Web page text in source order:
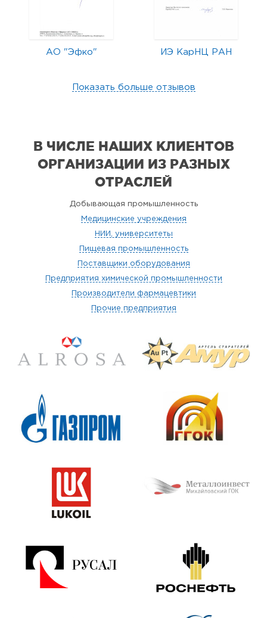
АО "Эфко" ИЭ КарНЦ РАН
Показать больше отзывов
В ЧИСЛЕ НАШИХ КЛИЕНТОВ
ОРГАНИЗАЦИИ ИЗ РАЗНЫХ
ОТРАСЛЕЙ
Добывающая промышленность
Медицинские учреждения
НИИ, университеты
Пищевая промышленность
Поставщики оборудования
Предприятия химической промышленности
Производители фармацевтики
Прочие предприятия